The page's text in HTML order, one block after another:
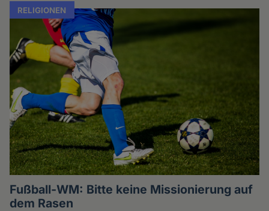
RELIGIONEN
Fußball-WM: Bitte keine Missionierung auf
dem Rasen